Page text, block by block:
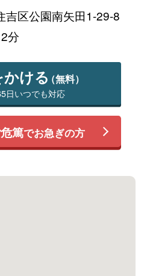
吉区公園南矢田1-29-8
分
ける（無料）
日いつでも対応
篤でお急ぎの方